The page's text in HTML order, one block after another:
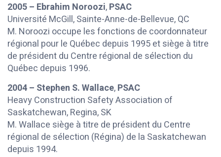
2005 – Ebrahim Noroozi,PSAC
Université McGill, Sainte-Anne-de-Bellevue, QC
M. Noroozi occupe les fonctions de coordonnateur
régional pour le Québec depuis 1995 et siège à titre
de président du Centre régional de sélection du
Québec depuis 1996.
2004 – Stephen S. Wallace,PSAC
Heavy Construction Safety Association of
Saskatchewan, Regina, SK
M. Wallace siège à titre de président du Centre
régional de sélection (Régina) de la Saskatchewan
depuis 1994.